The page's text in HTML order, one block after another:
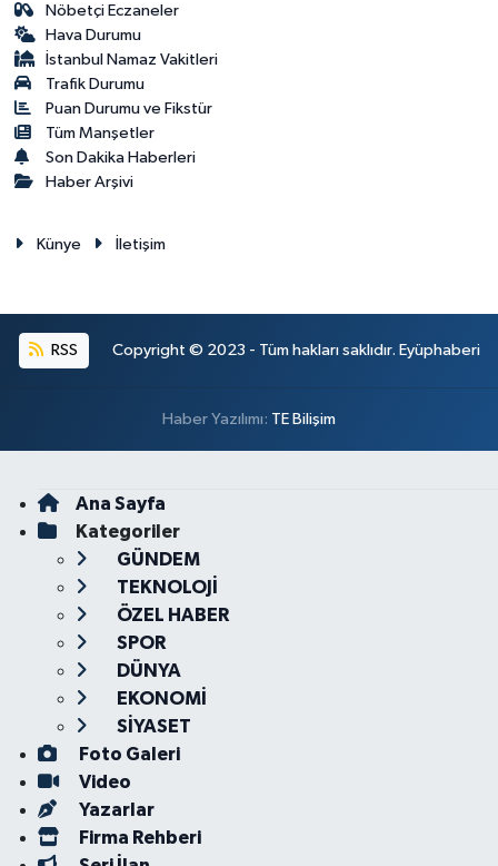
Nöbetçi Eczaneler
Hava Durumu
İstanbul Namaz Vakitleri
Trafik Durumu
Puan Durumu ve Fikstür
Tüm Manşetler
Son Dakika Haberleri
Haber Arşivi
Künye İletişim
RSS Copyright © 2023 - Tüm hakları saklıdır. Eyüphaberi
Haber Yazılımı: TE Bilişim
Ana Sayfa
Kategoriler
GÜNDEM
TEKNOLOJİ
ÖZEL HABER
SPOR
DÜNYA
EKONOMİ
SİYASET
Foto Galeri
Video
Yazarlar
Firma Rehberi